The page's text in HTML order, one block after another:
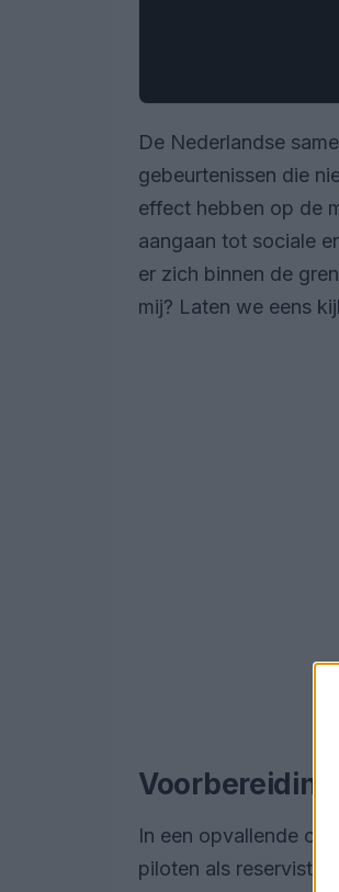
De Nederlandse
gebeurtenissen die
effect hebben op de
aangaan tot sociale
er zich binnen de
mij? Laten we eens
In een opvallende
piloten als